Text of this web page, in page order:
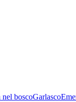
nel boscoGarlasco